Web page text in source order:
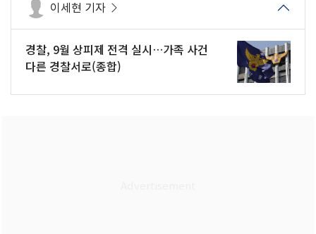
이세현 기자
경찰, 9월 상피제 전격 실시…가족 사건
다른 경찰서로(종합)